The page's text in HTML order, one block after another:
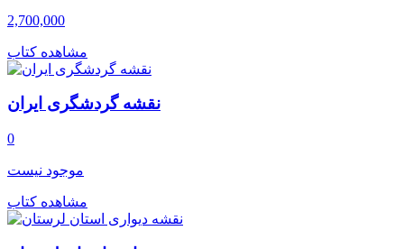
2,700,000
مشاهده کتاب
نقشه گردشگری ایران
0
موجود نیست
مشاهده کتاب